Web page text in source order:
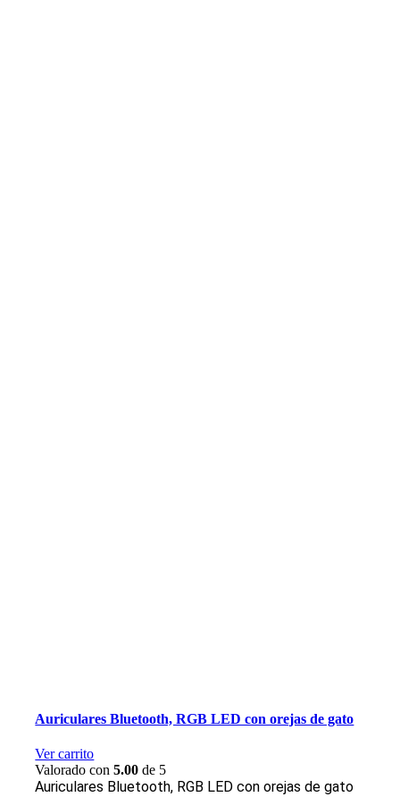
Auriculares Bluetooth, RGB LED con orejas de gato
Ver carrito
Valorado con5.00 de 5
Auriculares Bluetooth, RGB LED con orejas de gato